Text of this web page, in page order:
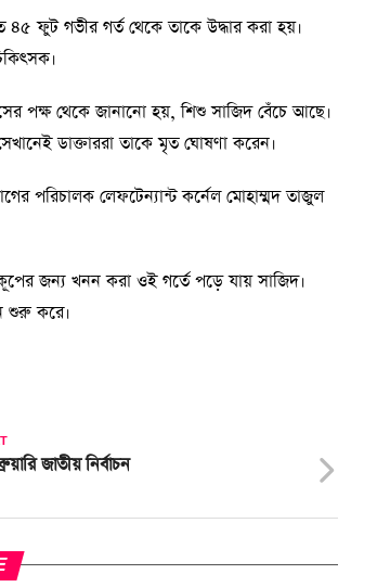
৪৫ ফুট গভীর গর্ত থেকে তাকে উদ্ধার করা হয়।
পক্ষ থেকে জানানো হয়, শিশু সাজিদ বেঁচে আছে।
ডাক্তাররা তাকে মৃত ঘোষণা করেন।
পরিচালক লেফটেন্যান্ট কর্নেল মোহাম্মদ তাজুল
জন্য খনন করা ওই গর্তে পড়ে যায় সাজিদ।
শুরু করে।
জাতীয় নির্বাচন